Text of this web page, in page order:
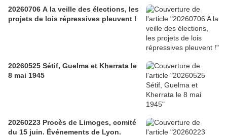
20260706 A la veille des élections, les
projets de lois répressives pleuvent !
20260525 Sétif, Guelma et Kherrata le
8 mai 1945
20260223 Procès de Limoges, comité
du 15 juin. Événements de Lyon.